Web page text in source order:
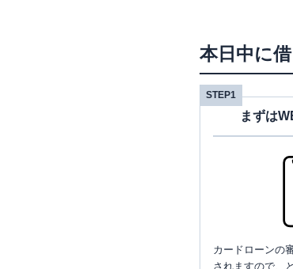
本日中に
STEP1
まずは
カードローンの
されますので、